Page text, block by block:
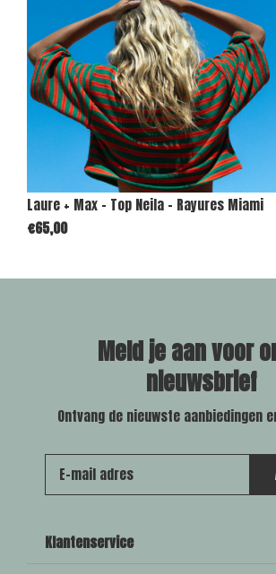
Laure + Max - Top Neila - Rayures Miami
€65,00
Meld je aan voor
nieuwsbrief
Ontvang de nieuwste aanbiedingen
Klantenservice